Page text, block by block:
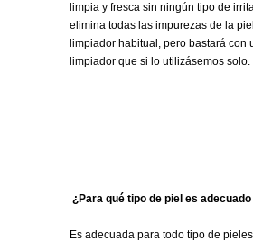
limpia y fresca sin ningún tipo de
elimina todas las impurezas de la
limpiador habitual, pero bastará
limpiador que si lo utilizásemos solo.
¿Para qué tipo de piel es
Es adecuada para todo tipo de